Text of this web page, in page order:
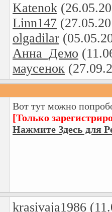
Katenok
Linn147
olgadilar
Анна_Демо
маусенок
Вот тут можно
[Только
Нажмите Здесь для
krasivaja1986